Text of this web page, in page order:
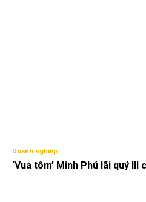
Doanh nghiệp
‘Vua tôm’ Minh Phú lãi quý III